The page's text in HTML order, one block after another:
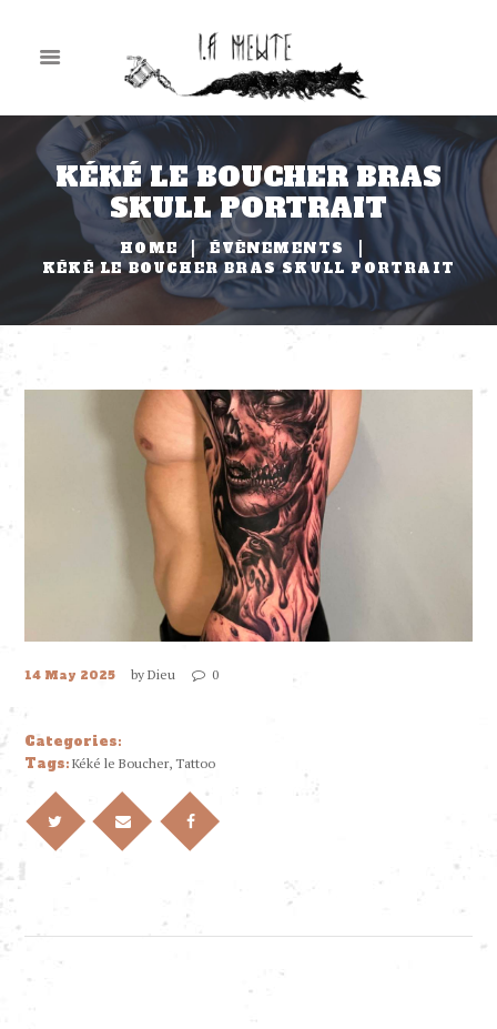
KÉKÉ LE BOUCHER BRAS
SKULL PORTRAIT
HOME
ÉVÈNEMENTS
KÉKÉ LE BOUCHER BRAS SKULL PORTRAIT
14 May 2025 by Dieu 0
Categories:
Tags: Kéké le Boucher,Tattoo